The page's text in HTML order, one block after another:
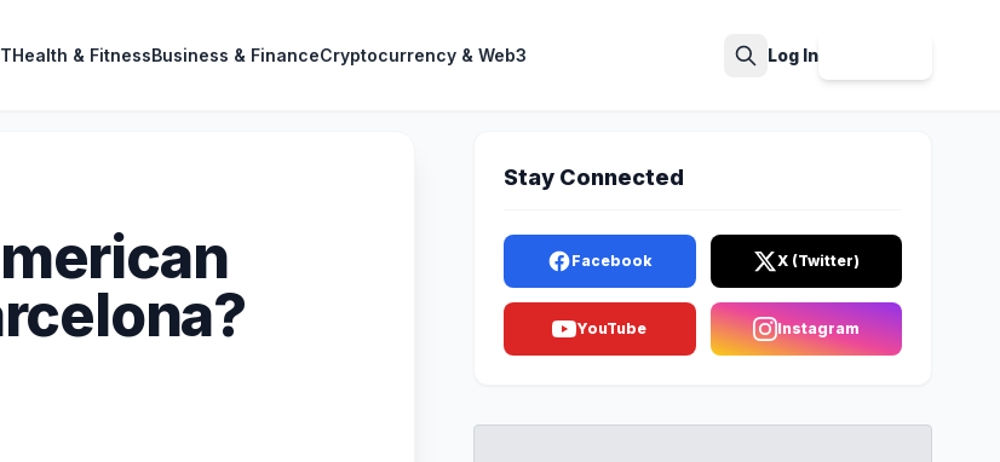
Health & FitnessBusiness & FinanceCryptocurrency & Web3 Log In
Stay Connected
Facebook X (Twitter)
YouTube Instagram